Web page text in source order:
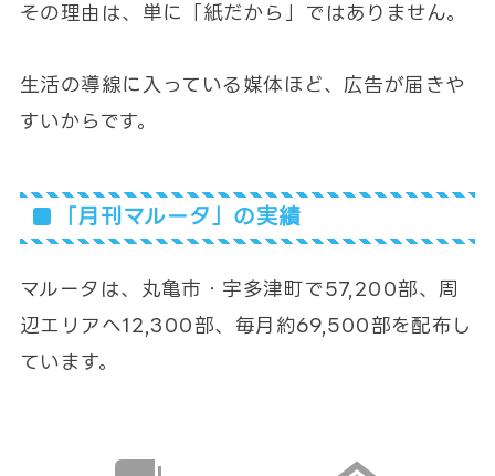
その理由は、単に「紙だから」ではありません。
生活の導線に入っている媒体ほど、広告が届きや
すいからです。
「月刊マルータ」の実績
マルータは、丸亀市・宇多津町で57,200部、周
辺エリアへ12,300部、毎月約69,500部を配布し
ています。